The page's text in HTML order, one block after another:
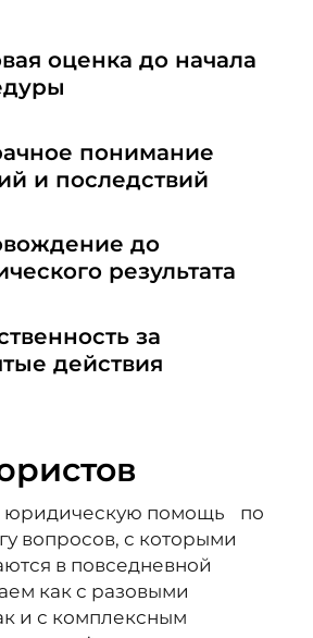
оценка до начала
понимание
и последствий
до
результата
за
действия
юридическую помощь по
вопросов, с которыми
в повседневной
как с разовыми
и с комплексным